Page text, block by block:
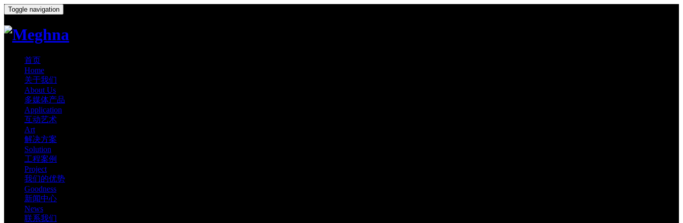
Toggle navigation
首页
Home
关于我们
About Us
多媒体产品
Application
互动艺术
Art
解决方案
Solution
工程案例
Project
我们的优势
Goodness
新闻中心
News
联系我们